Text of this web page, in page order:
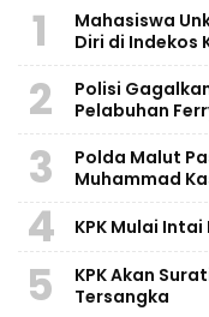
1
Mahasiswa
Diri di Indekos
2
Polisi
Pelabuhan
3
Polda Malut
Muhammad
4 KPK Mulai
5
KPK Akan
Tersangka